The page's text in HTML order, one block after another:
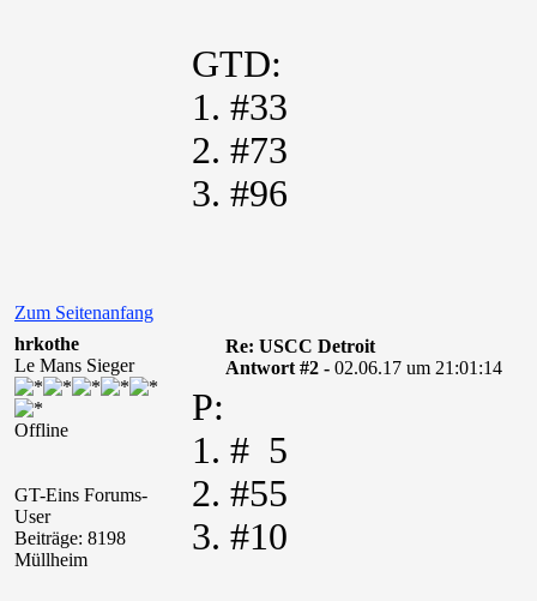
GTD:
1. #33
2. #73
3. #96
Zum Seitenanfang
hrkothe
Le Mans Sieger
Offline
GT-Eins Forums-
User
Beiträge: 8198
Müllheim
Re: USCC Detroit
Antwort #2 - 02.06.17 um 21:01:14
P:
1. # 5
2. #55
3. #10